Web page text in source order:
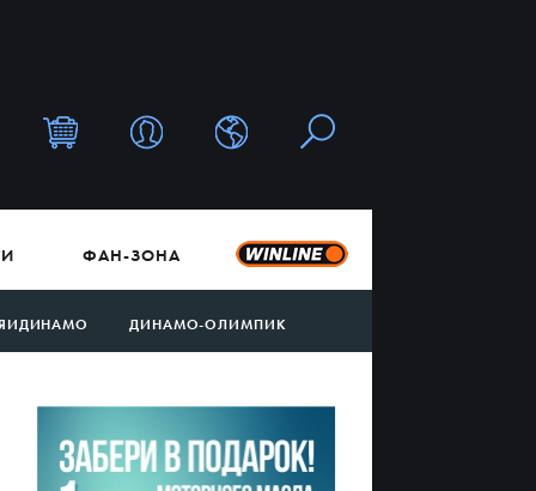
ФАН-ЗОНА
ДИНАМО-ОЛИМПИК